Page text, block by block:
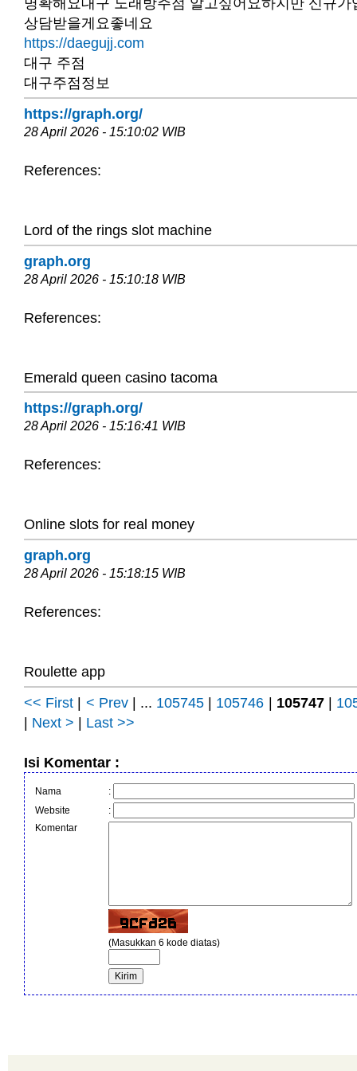
상담받을게요좋네요
https://daegujj.com
대구 주점
대구주점정보
https://graph.org/
28 April 2026 - 15:10:02 WIB
References:
Lord of the rings slot machine
graph.org
28 April 2026 - 15:10:18 WIB
References:
Emerald queen casino tacoma
https://graph.org/
28 April 2026 - 15:16:41 WIB
References:
Online slots for real money
graph.org
28 April 2026 - 15:18:15 WIB
References:
Roulette app
<< First | < Prev| ... 105745 | 105746 | 105747|
| Next > | Last >>
Isi Komentar :
Nama
:
Website
:
Komentar
(Masukkan 6 kode diatas)